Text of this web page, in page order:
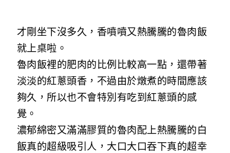
才剛坐下沒多久，香噴噴又熱騰騰的魯肉飯
就上桌啦。
魯肉飯裡的肥肉的比例比較高一點，還帶著
淡淡的紅蔥頭香，不過由於燉煮的時間應該
夠久，所以也不會特別有吃到紅蔥頭的感
覺。
濃郁綿密又滿滿膠質的魯肉配上熱騰騰的白
飯真的超級吸引人，大口大口吞下真的超幸